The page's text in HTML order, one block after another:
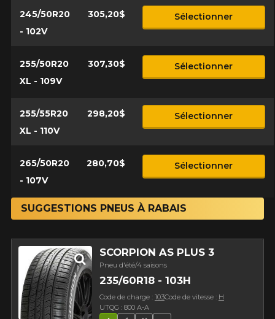
245/50R20
- 102V
305,20$ Sélectionner
255/50R20
XL - 109V
307,30$ Sélectionner
255/55R20
XL - 110V
298,20$ Sélectionner
265/50R20
- 107V
280,70$ Sélectionner
SUGGESTIONS PNEUS À RABAIS
SCORPION AS PLUS 3
Pneu d'été/4 saisons
235/60R18 - 103H
Code de charge : 103Code de vitesse : H
UTQG : 800 A-A